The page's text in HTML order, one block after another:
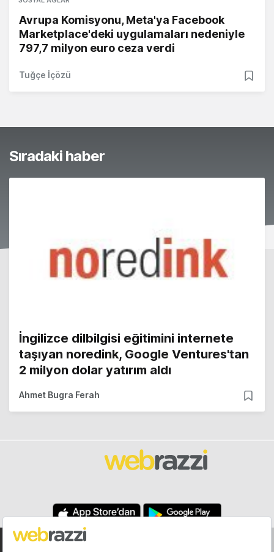
Avrupa Komisyonu, Meta'ya Facebook
Marketplace'deki uygulamaları nedeniyle
797,7 milyon euro ceza verdi
Tuğçe İçözü
Sıradaki haber
İngilizce dilbilgisi eğitimini internete
taşıyan noredink, Google Ventures'tan
2 milyon dolar yatırım aldı
Ahmet Bugra Ferah